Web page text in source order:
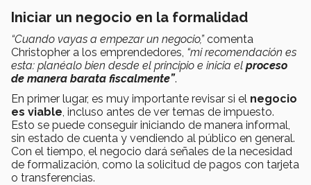
Iniciar un negocio en la formalidad
“Cuando vayas a empezar un negocio,”comenta
Christopher a los emprendedores, “mi recomendación es
esta: planéalo bien desde el principio e inicia el proceso
de manera barata fiscalmente”.
En primer lugar, es muy importante revisar si el negocio
es viable , incluso antes de ver temas de impuesto.
Esto se puede conseguir iniciando de manera informal,
sin estado de cuenta y vendiendo al público en general.
Con el tiempo, el negocio dará señales de la necesidad
de formalización, como la solicitud de pagos con tarjeta
o transferencias.